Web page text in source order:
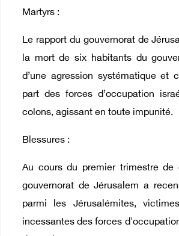
Martyrs :
Le rapport du gouvernorat de
la mort de six habitants du
d’une agression systématique et
part des forces d’occupation
colons, agissant en toute impunité.
Blessures :
Au cours du premier trimestre de
gouvernorat de Jérusalem a
parmi les Jérusalémites,
incessantes des forces